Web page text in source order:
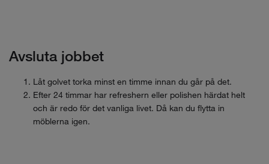
Avsluta jobbet
Låt golvet torka minst en timme innan du går på det.
Efter 24 timmar har refreshern eller polishen härdat helt
och är redo för det vanliga livet. Då kan du flytta in
möblerna igen.